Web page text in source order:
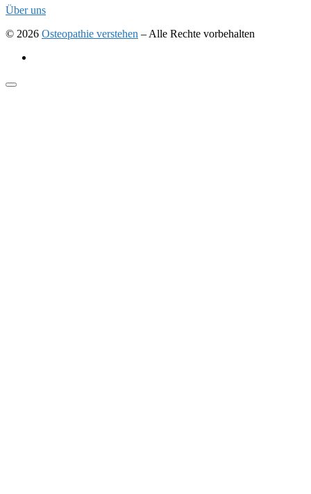
Über uns
© 2026 Osteopathie verstehen – Alle Rechte vorbehalten